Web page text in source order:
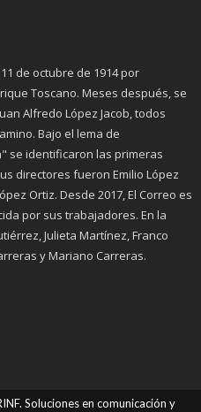
de octubre de 1914 por
Toscano. Meses después, se
Alfredo López Jacob, todos
Bajo el lema de
se identificaron las primeras
directores fueron Emilio López
Ortiz. Desde 2017, El Correo es
por sus trabajadores. En la
Julieta Martínez, Franco
y Mariano Carreras.
Soluciones en comunicación y